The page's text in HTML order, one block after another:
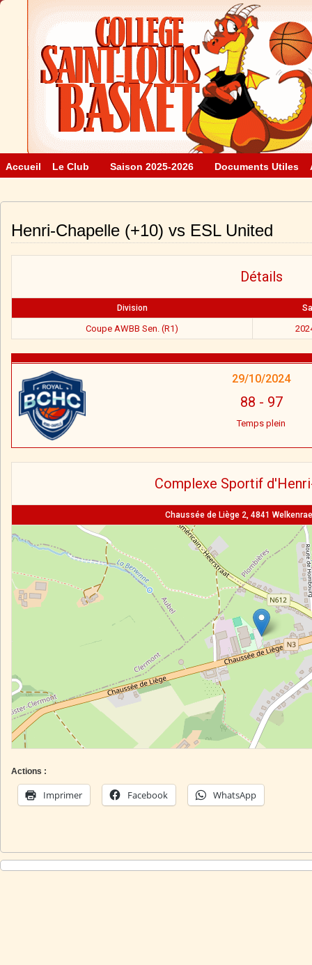
Accueil Le Club Saison 2025-2026 Documents Utiles
Henri-Chapelle (+10) vs ESL United
Détails
Division
Coupe AWBB Sen. (R1)
29/10/2024
88 - 97
Temps plein
Complexe Sportif
Chaussée de Liège 2, 4841
Actions :
Imprimer Facebook WhatsApp